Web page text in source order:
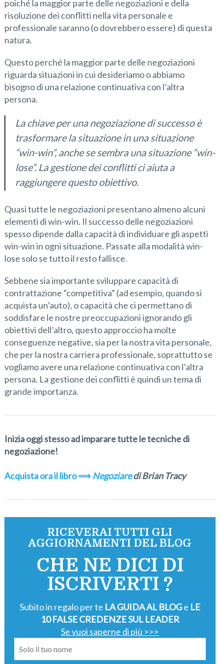
poiché la maggior parte delle negoziazioni e della
risoluzione dei conflitti nella vita personale e
professionale saranno (o dovrebbero essere) di questa
natura.
Questo perché la maggior parte delle negoziazioni
riguarda situazioni in cui desideriamo o abbiamo
bisogno di una relazione continuativa con l’altra
persona.
La chiave per una negoziazione di successo è
trasformare la situazione in una situazione
“win-win”, anche se sembra una situazione “win-
lose”. La gestione dei conflitti ci aiuta a
raggiungere questo obiettivo.
Quasi tutte le negoziazioni presentano almeno alcuni
elementi di win-win. Il successo delle negoziazioni
spesso dipende dalla capacità di individuare gli aspetti
win-win in ogni situazione. Passate alla modalità win-
lose solo se tutto il resto fallisce.
Sebbene sia importante sviluppare capacità di
contrattazione “competitiva” (ad esempio, quando si
acquista un’auto), o capacità che ci permettano di
soddisfare le nostre preoccupazioni ignorando gli
obiettivi dell’altro, questo approccio ha molte
conseguenze negative, sia per la nostra vita personale,
che per la nostra carriera professionale, soprattutto se
vogliamo avere una relazione continuativa con l’altra
persona. La gestione dei conflitti è quindi un tema di
grande importanza.
Inizia oggi stesso ad imparare tutte le tecniche di
negoziazione!
Acquista ora il libro ⟹Negoziaredi Brian Tracy
RICEVERAI TUTTI GLI
AGGIORNAMENTI DEL BLOG
CHE NE DICI DI
ISCRIVERTI ?
Subito in regalo per te LA GUIDA AL BLOGe LE
10 FALSE CREDENZE SUL LEADER
Se vuoi saperne di più >>>